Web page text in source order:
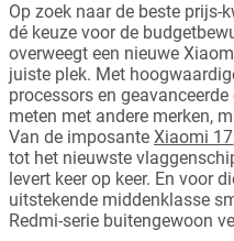
Op zoek naar de beste
dé keuze voor de
overweegt een nieuwe
juiste plek. Met
processors en
meten met andere merken,
Van de imposante Xiaomi 17
tot het nieuwste
levert keer op keer. En voor
uitstekende middenklasse
Redmi-serie buitengewoon